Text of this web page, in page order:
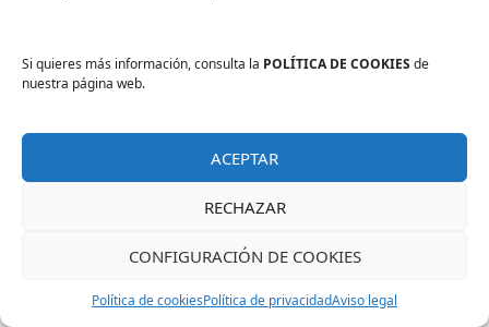
Si quieres más información, consulta la POLÍTICA DE COOKIES de
nuestra página web.
ACEPTAR
RECHAZAR
CONFIGURACIÓN DE COOKIES
Política de cookiesPolítica de privacidadAviso legal
noviembre 2018
octubre 2018
marzo 2018
enero 2018